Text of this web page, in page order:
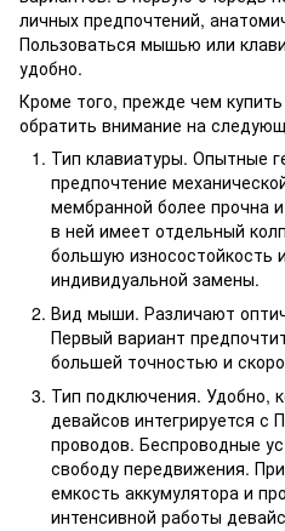
личных предпочтений,
Пользоваться мышью или
удобно.
Кроме того, прежде чем
обратить внимание на
Тип клавиатуры. Опытные
предпочтение
мембранной более прочна
в ней имеет отдельный
большую износостойкость
индивидуальной замены.
Вид мыши. Различают
Первый вариант
большей точностью и
Тип подключения. Удобно,
девайсов интегрируется с
проводов. Беспроводные
свободу передвижения.
емкость аккумулятора и
интенсивной работы